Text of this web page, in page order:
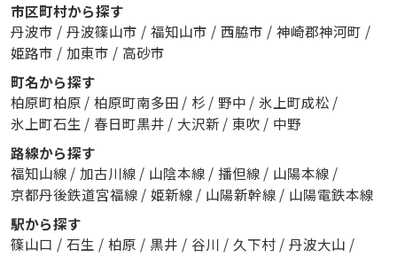
市区町村から探す
丹波市 / 丹波篠山市 / 福知山市 / 西脇市 / 神崎郡神河町 /
姫路市 / 加東市 / 高砂市
町名から探す
柏原町柏原 / 柏原町南多田 / 杉 / 野中 / 氷上町成松 /
氷上町石生 / 春日町黒井 / 大沢新 / 東吹 / 中野
路線から探す
福知山線 / 加古川線 / 山陰本線 / 播但線 / 山陽本線 /
京都丹後鉄道宮福線 / 姫新線 / 山陽新幹線 / 山陽電鉄本線
駅から探す
篠山口 / 石生 / 柏原 / 黒井 / 谷川 / 久下村 / 丹波大山 /